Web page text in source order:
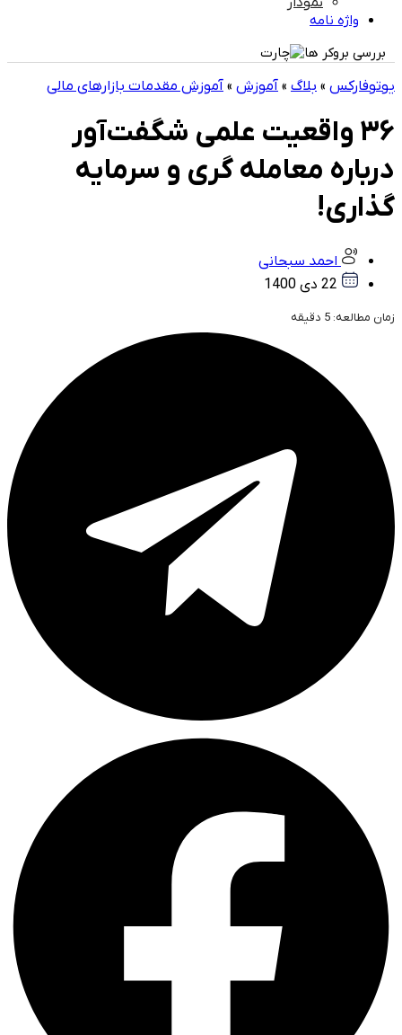
واژه نامه
بررسی بروکر ها
یوتوفارکس » بلاگ » آموزش » آموزش مقدمات بازارهای مالی
۳۶ واقعیت علمی شگفت‌آور
درباره معامله گری و سرمایه
گذاری!
احمد سبحانی
22 دی 1400
زمان مطالعه: 5 دقیقه